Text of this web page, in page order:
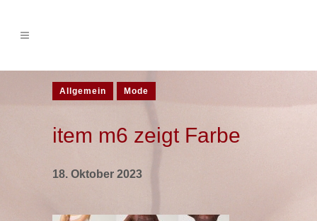
Allgemein Mode
item m6 zeigt Farbe
18. Oktober 2023